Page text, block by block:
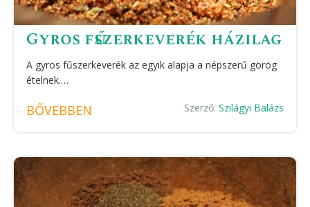
Gyros fűszerkeverék házilag
A gyros fűszerkeverék az egyik alapja a népszerű görög
ételnek.…
BŐVEBBEN Szerző: Szilágyi Balázs